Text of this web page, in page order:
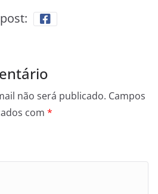
não será publicado. Campos
com *